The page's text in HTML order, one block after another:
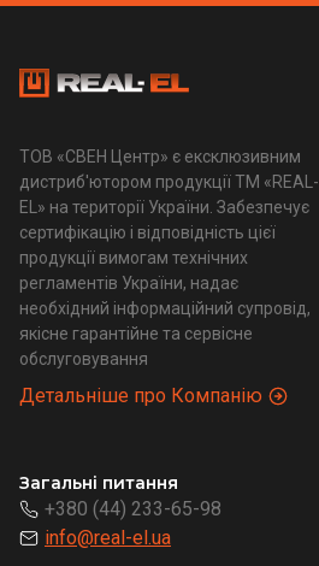
ТОВ «СВЕН Центр» є ексклюзивним
дистриб'ютором продукції ТМ «REAL-
EL» на території України. Забезпечує
сертифікацію і відповідність цієї
продукції вимогам технічних
регламентів України, надає
необхідний інформаційний супровід,
якісне гарантійне та сервісне
обслуговування
Детальніше про Компанію
Загальні питання
+380 (44) 233-65-98
info@real-el.ua